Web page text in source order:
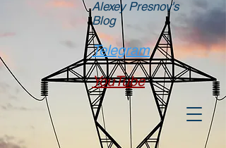
Alexey Presnov's
Blog
Telegram
YouTube